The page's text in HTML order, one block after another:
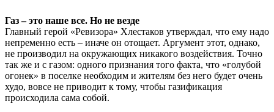
Газ – это наше все. Но не везде
Главный герой «Ревизора» Хлестаков утверждал, что ему надо
непременно есть – иначе он отощает. Аргумент этот, однако,
не производил на окружающих никакого воздействия. Точно
так же и с газом: одного признания того факта, что «голубой
огонек» в поселке необходим и жителям без него будет очень
худо, вовсе не приводит к тому, чтобы газификация
происходила сама собой.